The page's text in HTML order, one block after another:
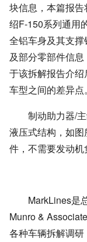
块信息，本篇报告
绍F-150系列通用
全铝车身及其支撑
及部分零部件信
于该拆解报告介
车型之间的差异点。
制动助力器/主
液压式结构，如
件，不需要发动机
MarkLines是总
Munro &
各种车辆拆解调